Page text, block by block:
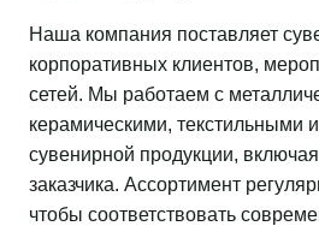
Наша компания поставляет
корпоративных клиентов,
сетей. Мы работаем с
керамическими, текстильными
сувенирной продукции,
заказчика. Ассортимент
чтобы соответствовать